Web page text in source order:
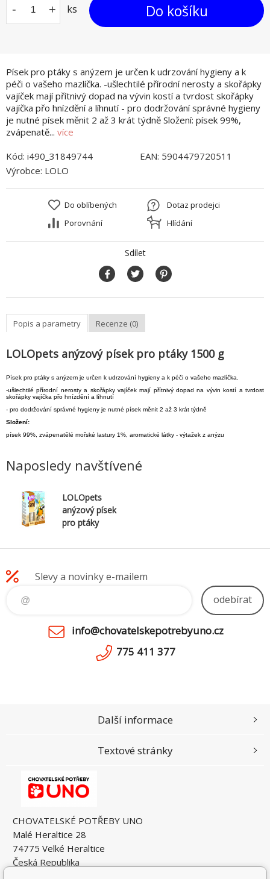
Písek pro ptáky s anýzem je určen k udrzování hygieny a k
péči o vašeho mazlíčka. -ušlechtilé přírodní nerosty a skořápky
vajíček mají přítnivý dopad na vývin kostí a tvrdost skořápky
vajíčka přo hnízdění a líhnutí - pro dodržování správné hygieny
je nutné písek měnit 2 až 3 krát týdně Složení: písek 99%,
zvápenatě... více
- + ks Do košíku
Kód: i490_31849744 EAN: 5904479720511
Výrobce: LOLO
Do oblíbených
Porovnání
Dotaz prodejci
Hlídání
Sdílet
Popis a parametry Recenze (0)
LOLOpets anýzový písek pro ptáky 1500 g
Písek pro ptáky s anýzem je určen k udrzování hygieny a k péči o vašeho mazlíčka.
-ušlechtilé přírodní nerosty a skořápky vajíček mají přítnivý dopad na vývin kostí a tvrdost
skořápky vajíčka přo hnízdění a líhnutí
- pro dodržování správné hygieny je nutné písek měnit 2 až 3 krát týdně
Složení:
písek 99%, zvápenatělé mořské lastury 1%, aromatické látky - výtažek z anýzu
Naposledy navštívené
LOLOpets
anýzový písek
pro ptáky
Slevy a novinky e-mailem
odebírat
info@chovatelskepotrebyuno.cz
775 411 377
CHOVATELSKÉ POTŘEBY UNO
Malé Heraltice 28
74775 Velké Heraltice
Česká Republika
Další informace
Textové stránky